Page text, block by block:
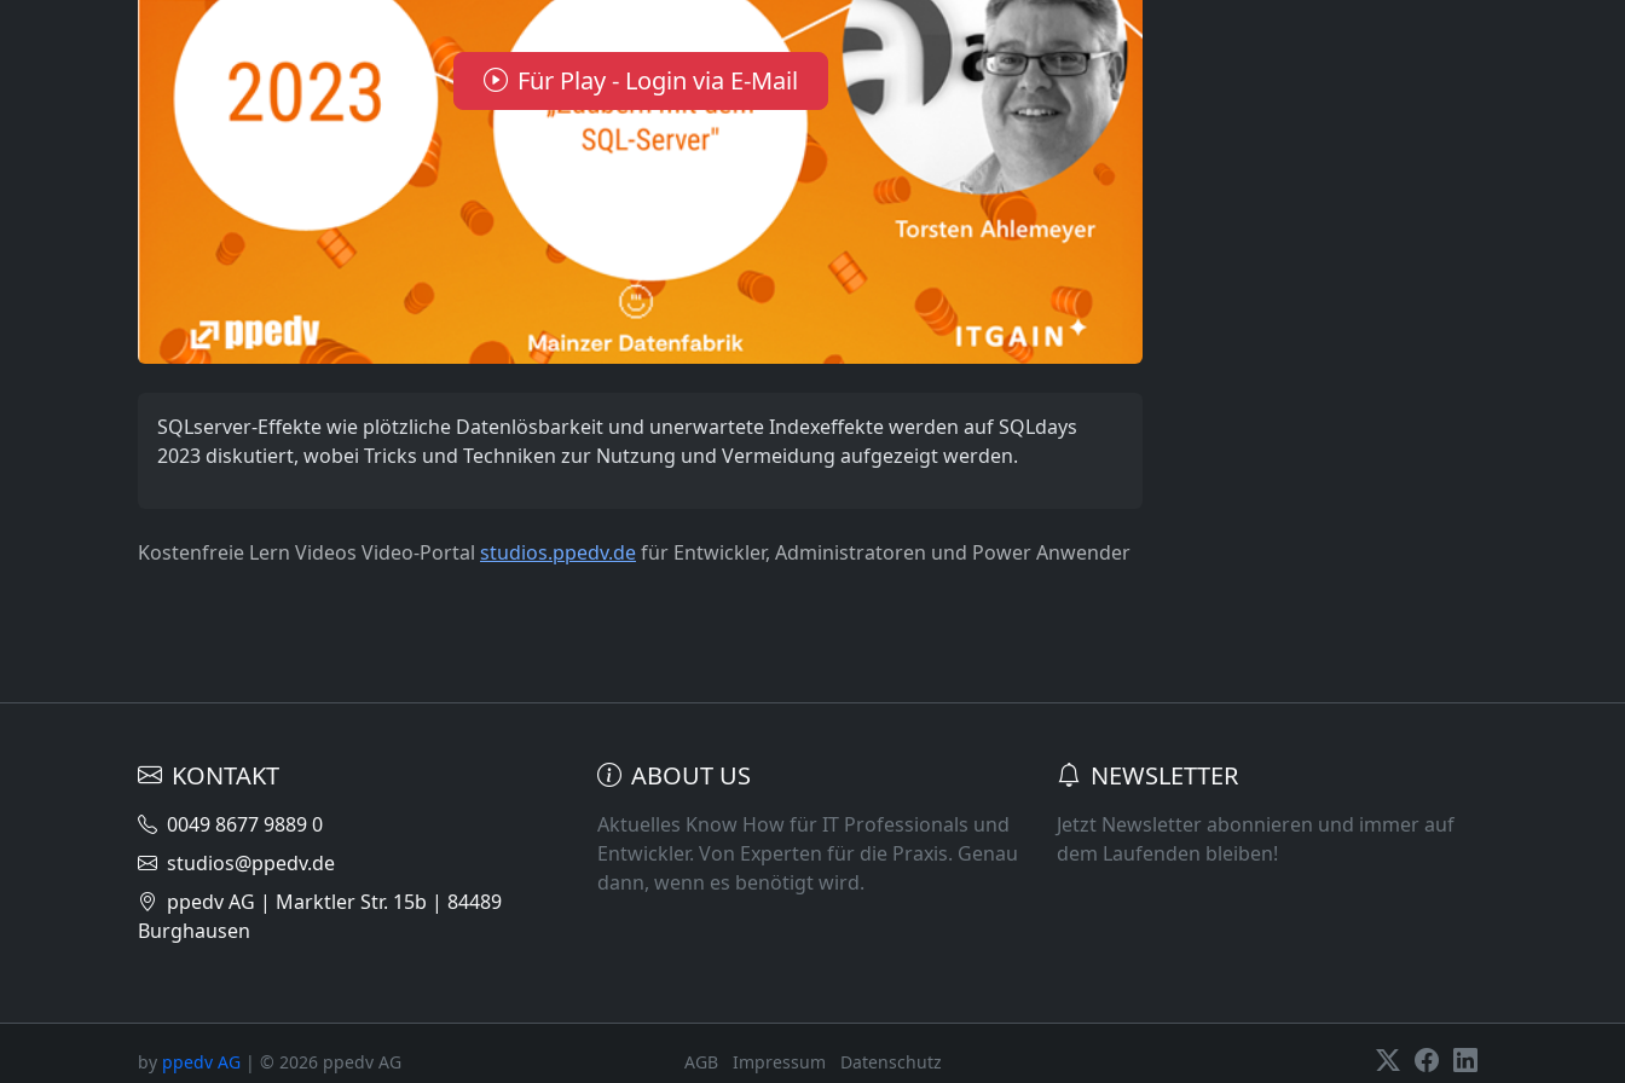
Für Play - Login via E-Mail
SQLserver-Effekte wie plötzliche Datenlösbarkeit und unerwartete Indexeffekte werden auf SQLdays
2023 diskutiert, wobei Tricks und Techniken zur Nutzung und Vermeidung aufgezeigt werden.
Kostenfreie Lern Videos Video-Portal studios.ppedv.defür Entwickler, Administratoren und Power Anwender
KONTAKT
0049 8677 9889 0
studios@ppedv.de
ppedv AG | Marktler Str. 15b | 84489
Burghausen
ABOUT US
Aktuelles Know How für IT Professionals und
Entwickler. Von Experten für die Praxis. Genau
dann, wenn es benötigt wird.
NEWSLETTER
Jetzt Newsletter abonnieren und immer auf
dem Laufenden bleiben!
by ppedv AG | © 2026 ppedv AG AGB Impressum Datenschutz